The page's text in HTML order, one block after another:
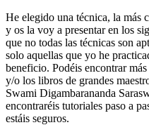
He elegido una técnica, la más
y os la voy a presentar en los
que no todas las técnicas son
solo aquellas que yo he
beneficio. Podéis encontrar
y/o los libros de grandes
Swami Digambarananda
encontraréis tutoriales paso a
estáis seguros.